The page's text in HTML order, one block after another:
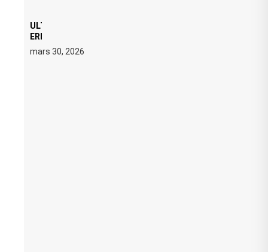
ULTRA 2026 : SWEDISH HOUSE MAFIA RETROUVE
ERIC PRYDZ DANS UN MOMENT CHARGÉ DE
SYMBOLE
mars 30, 2026